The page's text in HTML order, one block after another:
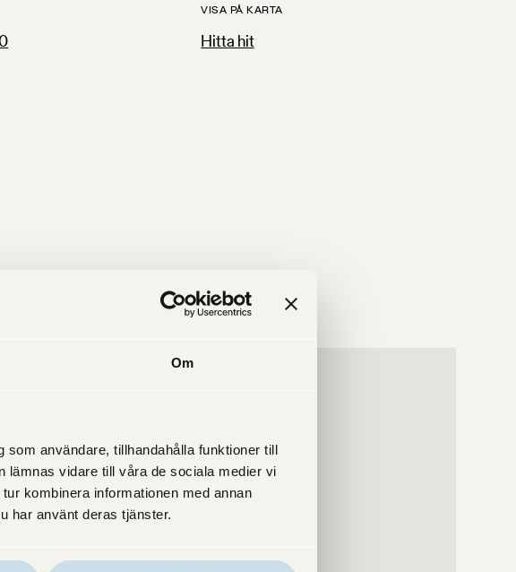
Om
användare, tillhandahålla funktioner till
lämnas vidare till våra de sociala medier vi
kombinera informationen med annan
har använt deras tjänster.
VISA PÅ KARTA
Hitta hit